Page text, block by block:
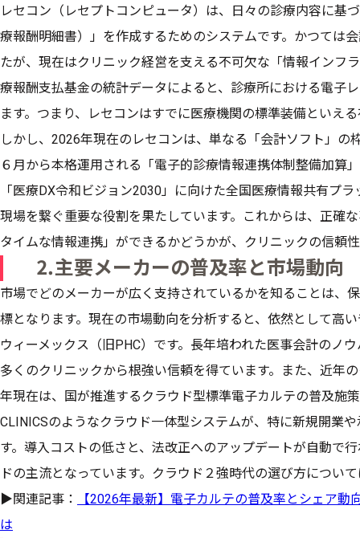
レセコン（レセプトコンピュータ）は、日々の診療内容に基
療報酬明細書）」を作成するためのシステムです。かつては
たが、現在はクリニック経営を支える不可欠な「情報インフ
療報酬支払基金の統計データによると、診療所における電子
ます。つまり、レセコンはすでに医療機関の標準装備といえ
しかし、2026年現在のレセコンは、単なる「会計ソフト」の
６月から本格運用される「電子的診療情報連携体制整備加算
「医療DX令和ビジョン2030」に向けた全国医療情報共有プ
現場を繋ぐ重要な役割を果たしています。これからは、正確
タイムな情報連携」ができるかどうかが、クリニックの信頼
⒉主要メーカーの普及率と市場動向
市場でどのメーカーが広く支持されているかを知ることは、
標となります。現在の市場動向を分析すると、依然として高
ウィーメックス（旧PHC）です。長年培われた医事会計のノ
多くのクリニックから根強い信頼を得ています。また、近年
年現在は、国が推進するクラウド型標準電子カルテの普及施
CLINICSのようなクラウド一体型システムが、特に新規開業
す。導入コストの低さと、法改正へのアップデートが自動で
ドの主流となっています。クラウド２強時代の選び方につい
▶︎関連記事：
【2026年最新】電子カルテの普及率とシェア
は